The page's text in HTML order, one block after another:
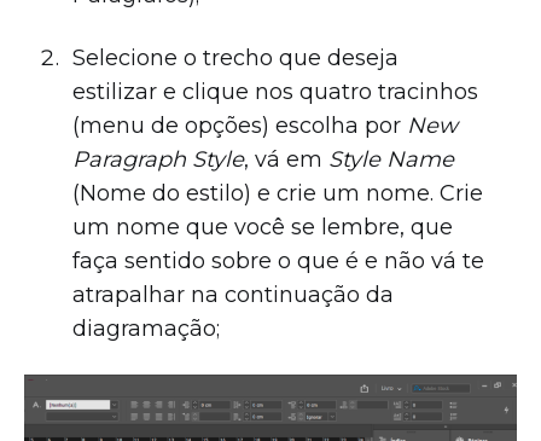
Selecione o trecho que deseja
estilizar e clique nos quatro tracinhos
(menu de opções) escolha por New
Paragraph Style, vá em Style Name
(Nome do estilo) e crie um nome. Crie
um nome que você se lembre, que
faça sentido sobre o que é e não vá te
atrapalhar na continuação da
diagramação;